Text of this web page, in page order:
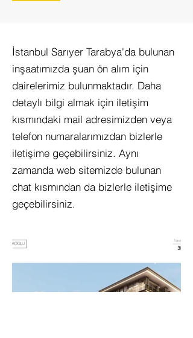
İstanbul Sarıyer Tarabya'da bulunan
inşaatımızda şuan ön alım için
dairelerimiz bulunmaktadır. Daha
detaylı bilgi almak için iletişim
kısmındaki mail adresimizden veya
telefon numaralarımızdan bizlerle
iletişime geçebilirsiniz. Aynı
zamanda web sitemizde bulunan
chat kısmından da bizlerle iletişime
geçebilirsiniz.